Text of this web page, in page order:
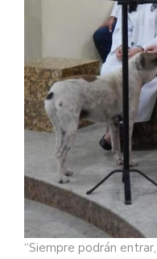
“Siempre podrán